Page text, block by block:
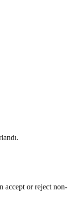
accept or reject non-